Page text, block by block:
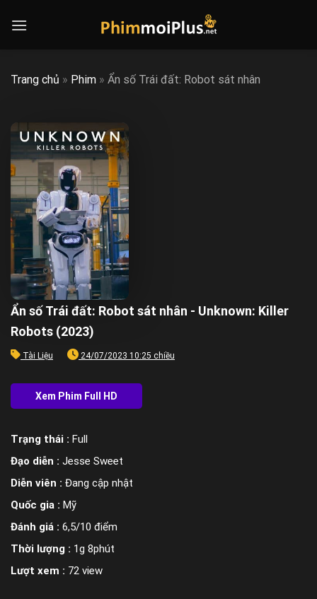
Trang chủ » Phim » Ẩn số Trái đất: Robot sát nhân
Ẩn số Trái đất: Robot sát nhân - Unknown: Killer
Robots (2023)
Tài Liệu 24/07/2023 10:25 chiều
Trạng thái : Full
Đạo diễn : Jesse Sweet
Diễn viên : Đang cập nhật
Quốc gia : Mỹ
Đánh giá : 6,5/10 điểm
Thời lượng : 1g 8phút
Lượt xem : 72 view